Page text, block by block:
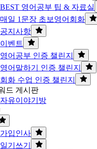
BEST 영어공부 팁 & 자료실
매일 1문장 초보영어회화
공지사항
이벤트
영어공부 인증 챌린지
영어말하기 인증 챌린지
회화 수업 인증 챌린지
드 게시판
자유이야기방
가입인사
일기쓰기